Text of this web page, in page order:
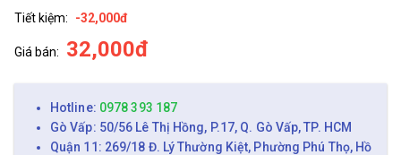
Tiết kiệm:
-32,000đ
Giá bán: 32,000đ
Hotline: 0978 393 187
Gò Vấp: 50/56 Lê Thị Hồng, P.17, Q. Gò Vấp, TP. HCM
Quận 11: 269/18 Đ. Lý Thường Kiệt, Phường Phú Thọ, Hồ